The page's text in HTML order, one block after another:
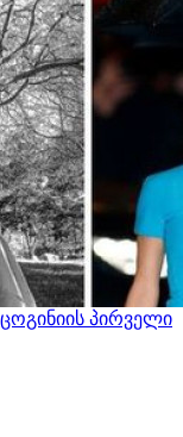
პირველი